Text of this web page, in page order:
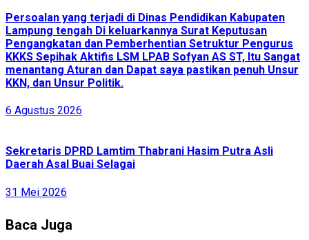
Persoalan yang terjadi di Dinas Pendidikan Kabupaten
Lampung tengah Di keluarkannya Surat Keputusan
Pengangkatan dan Pemberhentian Setruktur Pengurus
KKKS Sepihak Aktifis LSM LPAB Sofyan AS ST, Itu Sangat
menantang Aturan dan Dapat saya pastikan penuh Unsur
KKN, dan Unsur Politik.
6 Agustus 2026
Sekretaris DPRD Lamtim Thabrani Hasim Putra Asli
Daerah Asal Buai Selagai
31 Mei 2026
Baca Juga